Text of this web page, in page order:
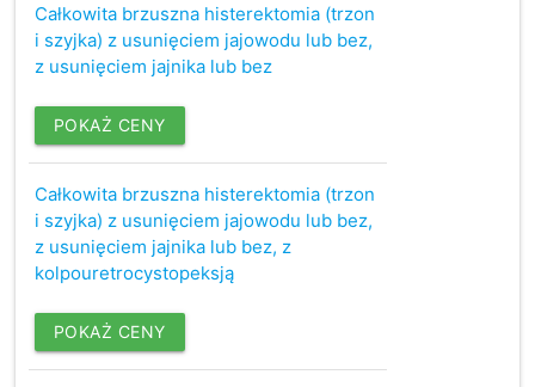
Całkowita brzuszna histerektomia (trzon
i szyjka) z usunięciem jajowodu lub bez,
z usunięciem jajnika lub bez
POKAŻ CENY
Całkowita brzuszna histerektomia (trzon
i szyjka) z usunięciem jajowodu lub bez,
z usunięciem jajnika lub bez, z
kolpouretrocystopeksją
POKAŻ CENY